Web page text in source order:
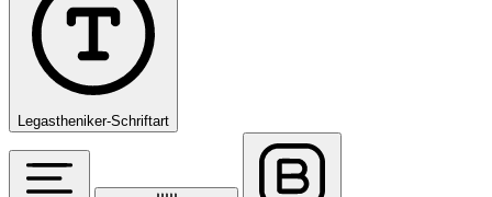
Legastheniker-Schriftart